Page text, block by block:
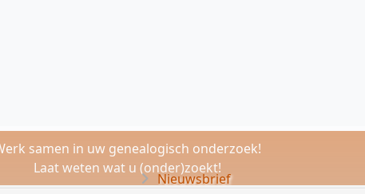
samen in uw genealogisch onderzoek!
Laat weten wat u (onder)zoekt!
Nieuwsbrief